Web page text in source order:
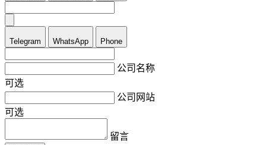
Telegram WhatsApp Phone
公司名称
可选
公司网站
可选
留言